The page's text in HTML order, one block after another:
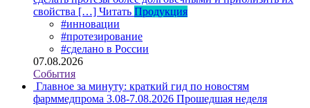
свойства […] Читать Продукция
#инновации
#протезирование
#сделано в России
07.08.2026
События
Главное за минуту: краткий гид по новостям
фарммедпрома 3.08-7.08.2026 Прошедшая неделя